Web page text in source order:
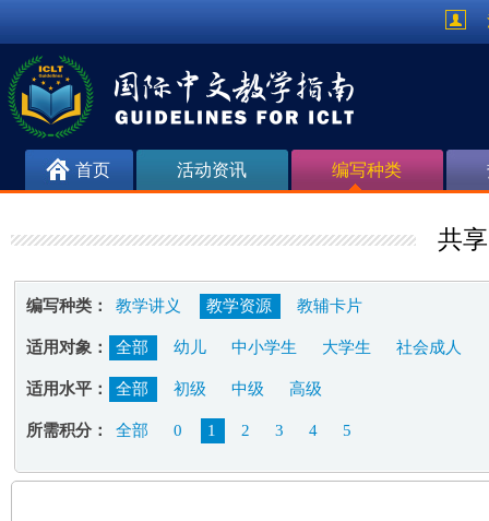
首页 活动资讯 编写种类
共
编写种类： 教学讲义 教学资源 教辅卡片
适用对象： 全部 幼儿 中小学生 大学生 社会成人
适用水平： 全部 初级 中级 高级
所需积分： 全部 0 1 2 3 4 5